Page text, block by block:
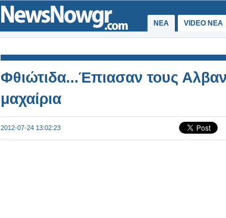
ΝΕΑ VIDEO NEA
Φθιώτιδα...Έπιασαν τους
μαχαίρια
2012-07-24 13:02:23